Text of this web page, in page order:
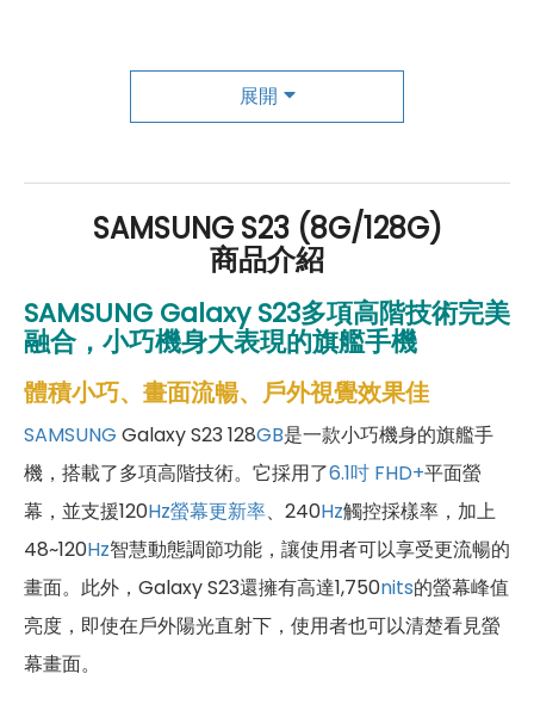
傑昇尊榮會員除了可以「消費集點兌換商品」，每半
年還有「200元配件購物金」，每年再送「VIP生日
展開
SAMSUNG S23 (8G/128G)
商品介紹
SAMSUNG Galaxy S23多項高階技術完美
融合，小巧機身大表現的旗艦手機
體積小巧、畫面流暢、戶外視覺效果佳
SAMSUNG Galaxy S23 128GB是一款小巧機身的旗艦手
機，搭載了多項高階技術。它採用了6.1吋 FHD+平面螢
幕，並支援120Hz螢幕更新率、240Hz觸控採樣率，加上
48~120Hz智慧動態調節功能，讓使用者可以享受更流暢的
畫面。此外，Galaxy S23還擁有高達1,750nits的螢幕峰值
亮度，即使在戶外陽光直射下，使用者也可以清楚看見螢
幕畫面。